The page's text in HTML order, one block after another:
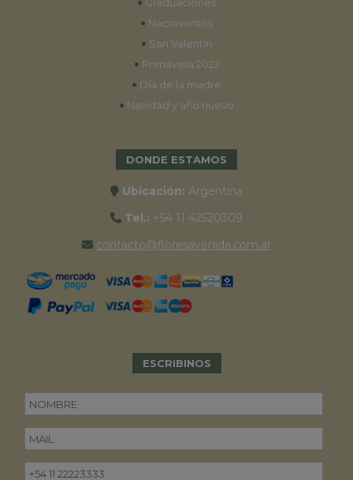
Graduaciones
• Nacimientos
• San Valentín
• Primavera 2022
• Día de la madre
• Navidad y año nuevo
DONDE ESTAMOS
Ubicación: Argentina
Tel.: +54 11 42520309
contacto@floresavenida.com.ar
ESCRIBINOS